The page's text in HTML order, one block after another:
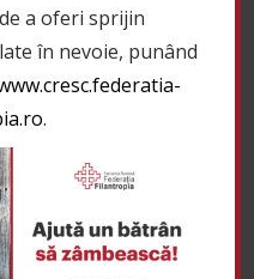
non-profit a
a oferi sprijin
în nevoie, punând
.